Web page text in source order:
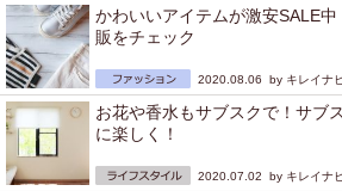
かわいいアイテムが激安SALE
販をチェック
2020.08.06 by キレイナ
お花や香水もサブスクで！サブ
に楽しく！
2020.07.02 by キレイナ